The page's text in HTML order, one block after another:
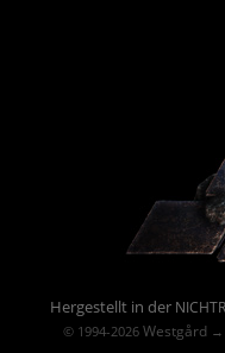
Hergestellt in der
© 1994-2026 Westgård→